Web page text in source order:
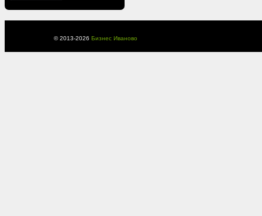
© 2013-2026 Бизнес Иваново